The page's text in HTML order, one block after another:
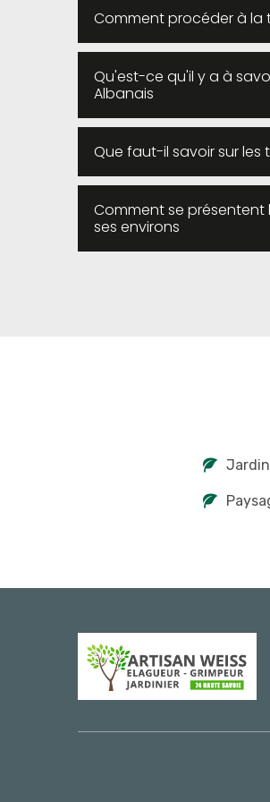
Comment procéder à la
Qu'est-ce qu'il y a à
Albanais
Que faut-il savoir sur les
Comment se présentent
ses environs